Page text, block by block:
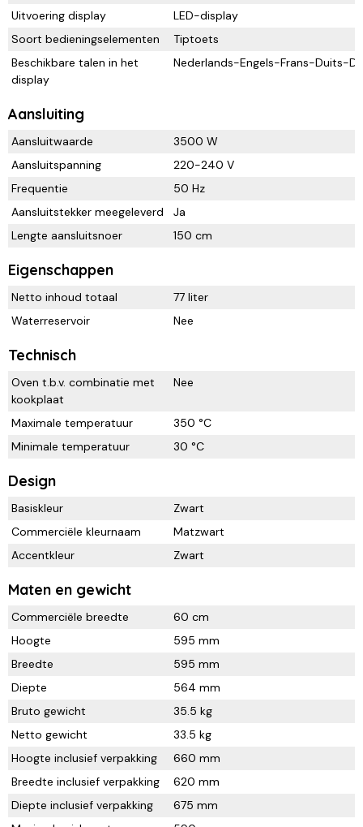
Uitvoering display
LED-display
Soort bedieningselementen
Tiptoets
Beschikbare talen in het
display
Nederlands-Engels-Frans-Duits-
Aansluiting
Aansluitwaarde
3500 W
Aansluitspanning
220-240 V
Frequentie
50 Hz
Aansluitstekker meegeleverd
Ja
Lengte aansluitsnoer
150 cm
Eigenschappen
Netto inhoud totaal
77 liter
Waterreservoir
Nee
Technisch
Oven t.b.v. combinatie met
kookplaat
Nee
Maximale temperatuur
350 °C
Minimale temperatuur
30 °C
Design
Basiskleur
Zwart
Commerciële kleurnaam
Matzwart
Accentkleur
Zwart
Maten en gewicht
Commerciële breedte
60 cm
Hoogte
595 mm
Breedte
595 mm
Diepte
564 mm
Bruto gewicht
35.5 kg
Netto gewicht
33.5 kg
Hoogte inclusief verpakking
660 mm
Breedte inclusief verpakking
620 mm
Diepte inclusief verpakking
675 mm